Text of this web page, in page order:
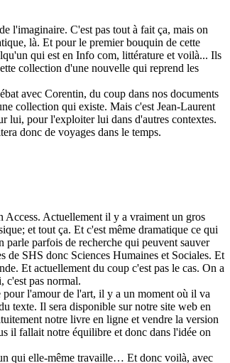
l'imaginaire. C'est pas tout à fait ça, mais on
là. Et pour le premier bouquin de cette
qui est en Info com, littérature et voilà... Ils
collection d'une nouvelle qui reprend les
avec Corentin, du coup dans nos documents
collection qui existe. Mais c'est Jean-Laurent
lui, pour l'exploiter lui dans d'autres contextes.
donc de voyages dans le temps.
Access. Actuellement il y a vraiment un gros
et tout ça. Et c'est même dramatique ce qui
parle parfois de recherche qui peuvent sauver
de SHS donc Sciences Humaines et Sociales. Et
Et actuellement du coup c'est pas le cas. On a
c'est pas normal.
l'amour de l'art, il y a un moment où il va
texte. Il sera disponible sur notre site web en
notre livre en ligne et vendre la version
il fallait notre équilibre et donc dans l'idée on
qui elle-même travaille… Et donc voilà, avec